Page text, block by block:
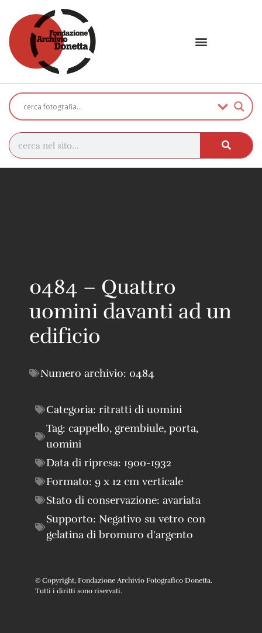
0484 – Quattro
uomini davanti ad un
edificio
Numero archivio: 0484
Categoria: ritratti di uomini
Tag: cappello, grembiule, porta,
uomini
Data di ripresa: 1900-1932
Formato: 9 x 12 cm verticale
Stato di conservazione: avariata
Supporto: Negativo su vetro con
gelatina di bromuro d'argento
© Copyright, Fondazione Archivio Fotografico Donetta.
Tutti i diritti sono riservati.